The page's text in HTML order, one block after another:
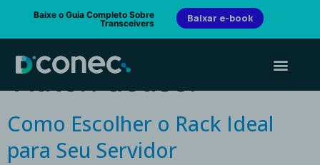
Baixe o Guia Completo Sobre
Transceivers
Baixar e-book
Autor:dcuser
Como Escolher o Rack Ideal
para Seu Servidor